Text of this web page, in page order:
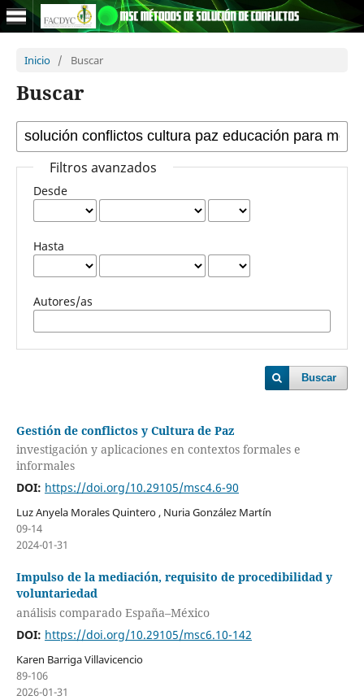
Inicio / Buscar
Buscar
Filtros avanzados
Desde
Hasta
Autores/as
Buscar
Gestión de conflictos y Cultura de Paz
investigación y aplicaciones en contextos formales e
informales
DOI: https://doi.org/10.29105/msc4.6-90
Luz Anyela Morales Quintero , Nuria González Martín
09-14
2024-01-31
Impulso de la mediación, requisito de procedibilidad y
voluntariedad
análisis comparado España–México
DOI: https://doi.org/10.29105/msc6.10-142
Karen Barriga Villavicencio
89-106
2026-01-31